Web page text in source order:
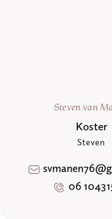
Steven van
Koster
Steven
06